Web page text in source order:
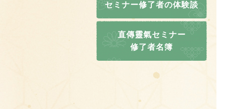
セミナー修了者の体験談
直傳靈氣セミナー
修了者名簿